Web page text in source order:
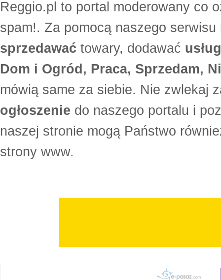
Reggio.pl to portal moderowany co
spam!. Za pomocą naszego
sprzedawać towary, dodawać
Dom i Ogród, Praca, Sprzedam,
mówią same za siebie. Nie zwlekaj
ogłoszenie do naszego portalu i
naszej stronie mogą Państwo
strony www.